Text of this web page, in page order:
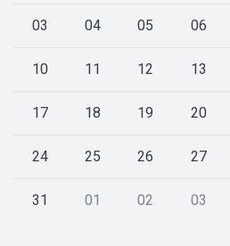
03 04 05 06
10 11 12 13
17 18 19 20
24 25 26 27
31 01 02 03